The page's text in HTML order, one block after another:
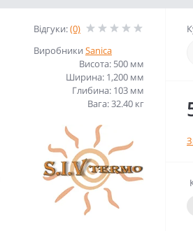
Відгуки:(0)
Виробники Sanica
Висота: 500 мм
Ширина: 1,200 мм
Глибина: 103 мм
Вага: 32.40 кг